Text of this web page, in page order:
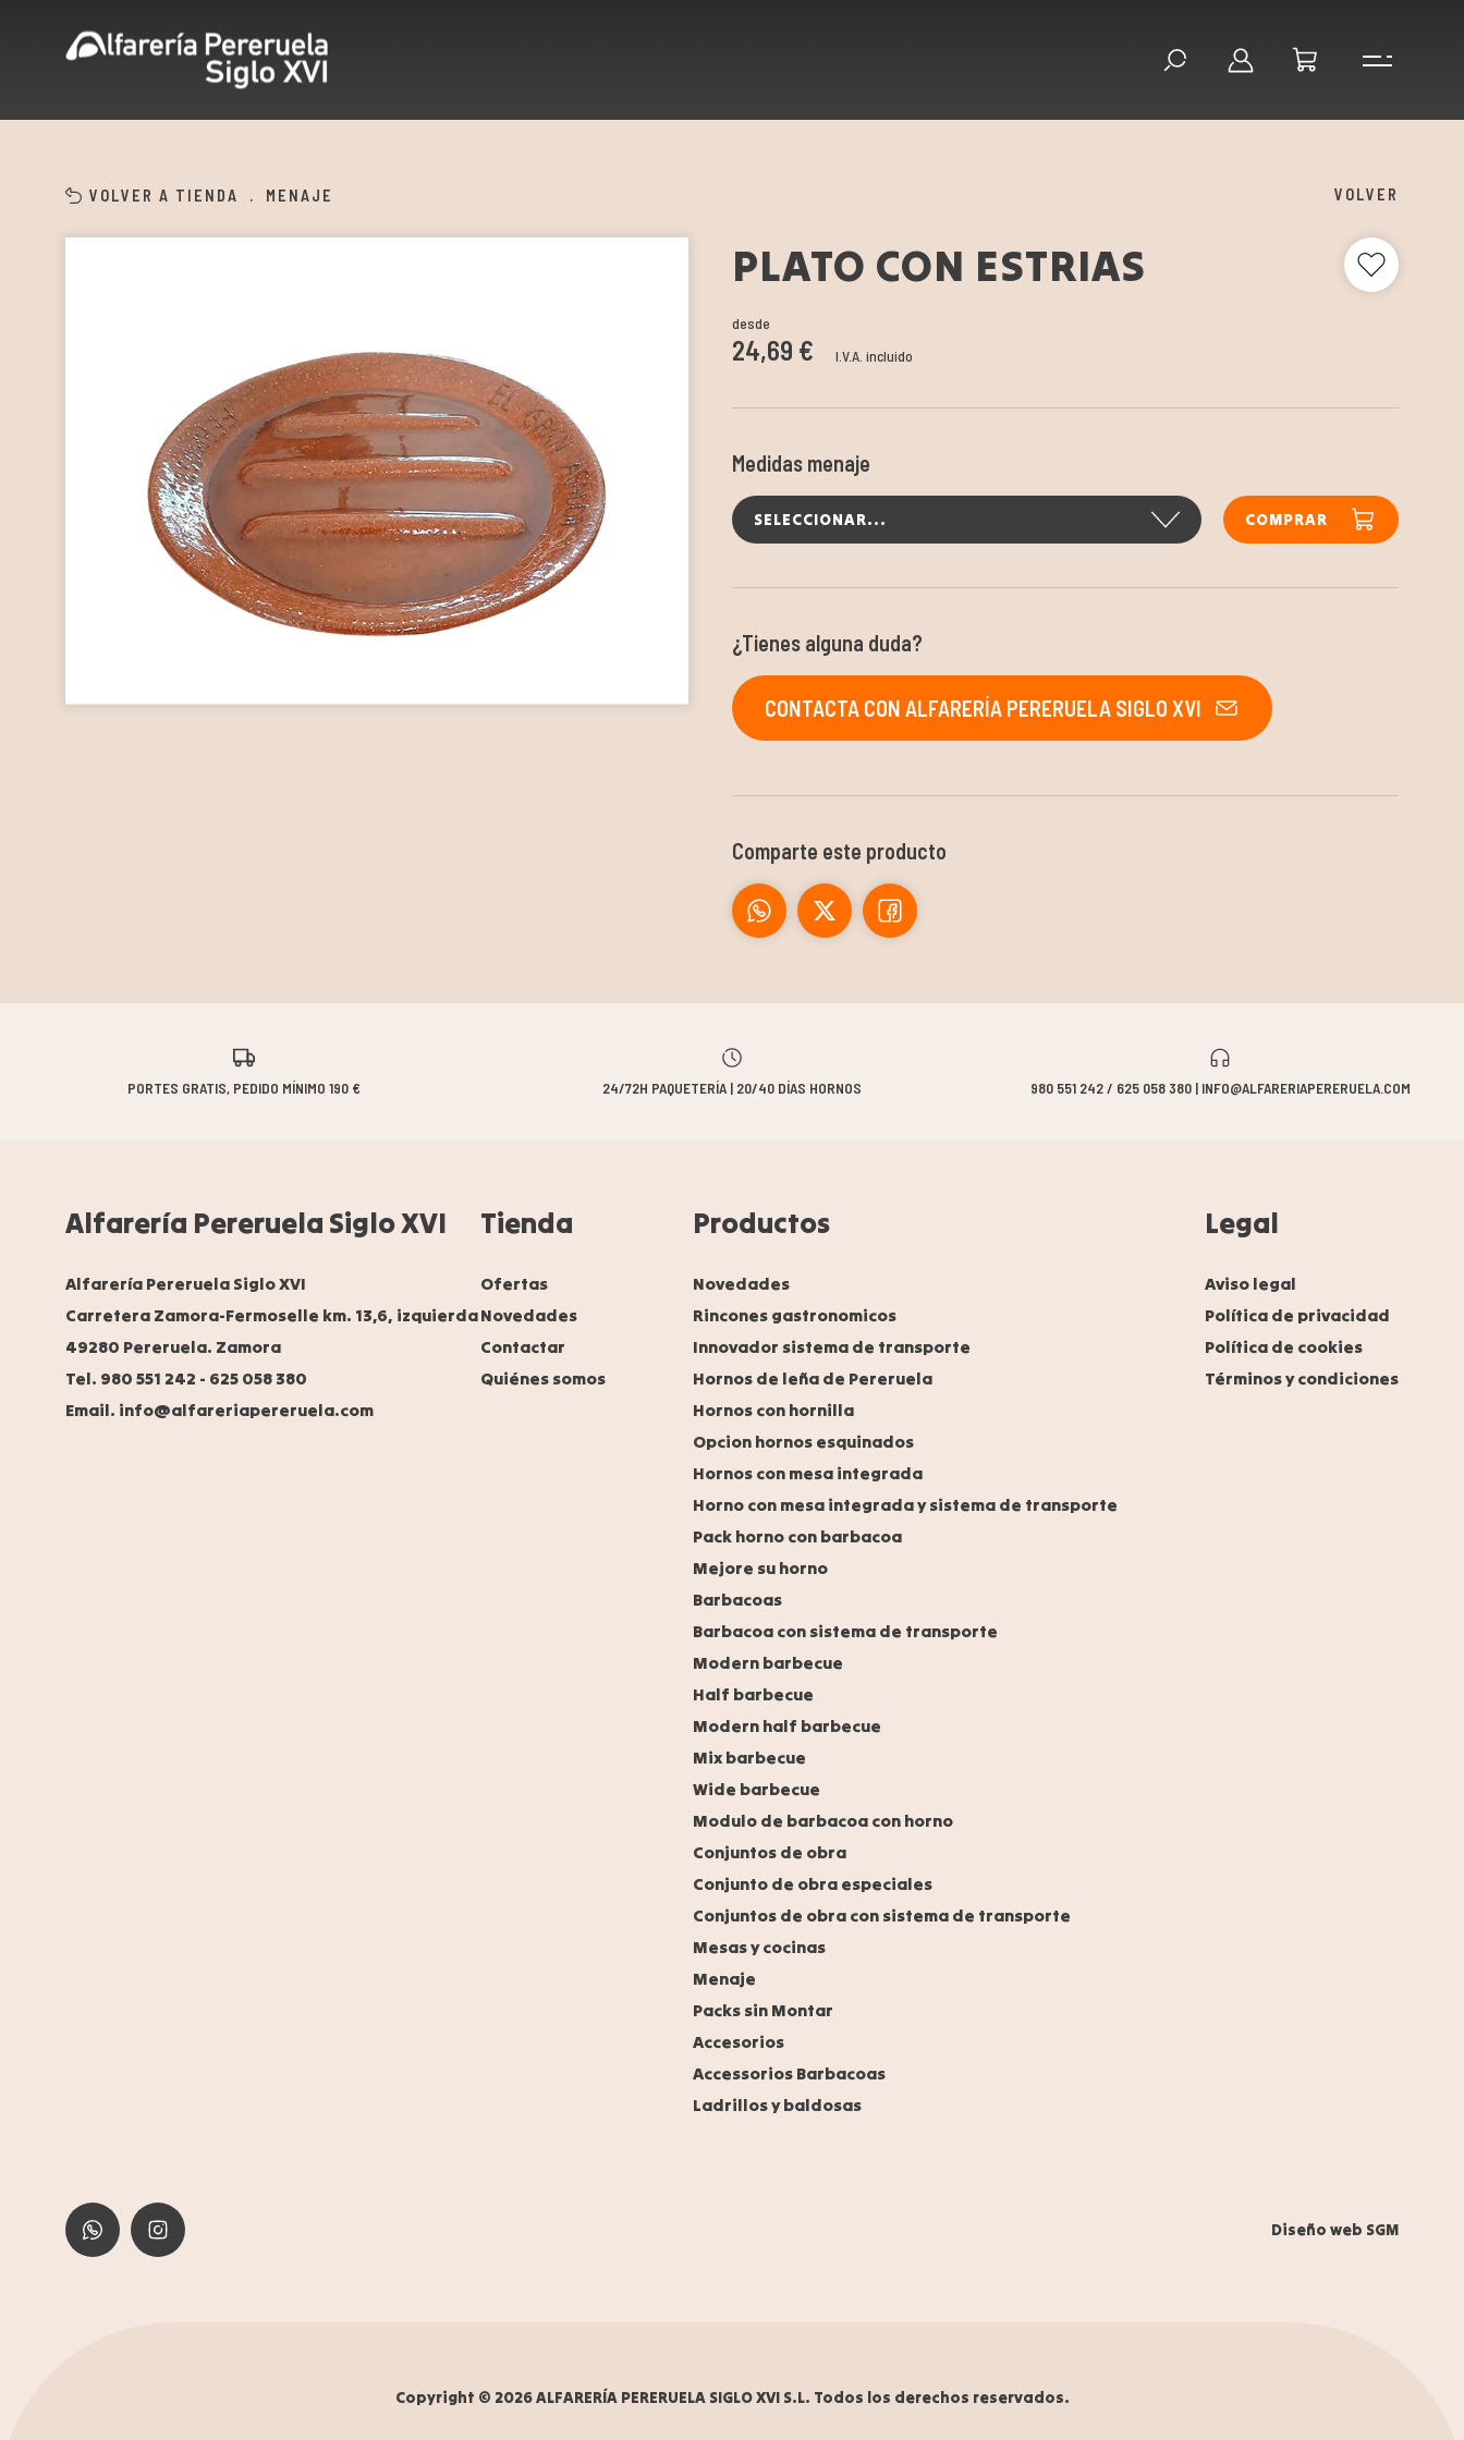
VOLVER A TIENDA . MENAJE VOLVER
PLATO CON ESTRIAS
desde
24,69 € I.V.A. incluido
Medidas menaje
SELECCIONAR... COMPRAR
¿Tienes alguna duda?
CONTACTA CON ALFARERÍA PERERUELA SIGLO XVI
Comparte este producto
PORTES GRATIS, PEDIDO MÍNIMO 190 € 24/72H PAQUETERÍA | 20/40 DÍAS HORNOS 980 551 242 / 625 058 380 | INFO@ALFARERIAPERERUELA.COM
Alfarería Pereruela Siglo XVI
Alfarería Pereruela Siglo XVI
Carretera Zamora-Fermoselle km. 13,6, izquierda
49280 Pereruela. Zamora
Tel. 980 551 242 - 625 058 380
Email. info@alfareriapereruela.com
Tienda
Ofertas
Novedades
Contactar
Quiénes somos
Productos
Novedades
Rincones gastronomicos
Innovador sistema de transporte
Hornos de leña de Pereruela
Hornos con hornilla
Opcion hornos esquinados
Hornos con mesa integrada
Horno con mesa integrada y sistema de transporte
Pack horno con barbacoa
Mejore su horno
Barbacoas
Barbacoa con sistema de transporte
Modern barbecue
Half barbecue
Modern half barbecue
Mix barbecue
Wide barbecue
Modulo de barbacoa con horno
Conjuntos de obra
Conjunto de obra especiales
Conjuntos de obra con sistema de transporte
Mesas y cocinas
Menaje
Packs sin Montar
Accesorios
Accessorios Barbacoas
Ladrillos y baldosas
Legal
Aviso legal
Política de privacidad
Política de cookies
Términos y condiciones
Diseño web SGM
Copyright © 2026 ALFARERÍA PERERUELA SIGLO XVI S.L. Todos los derechos reservados.